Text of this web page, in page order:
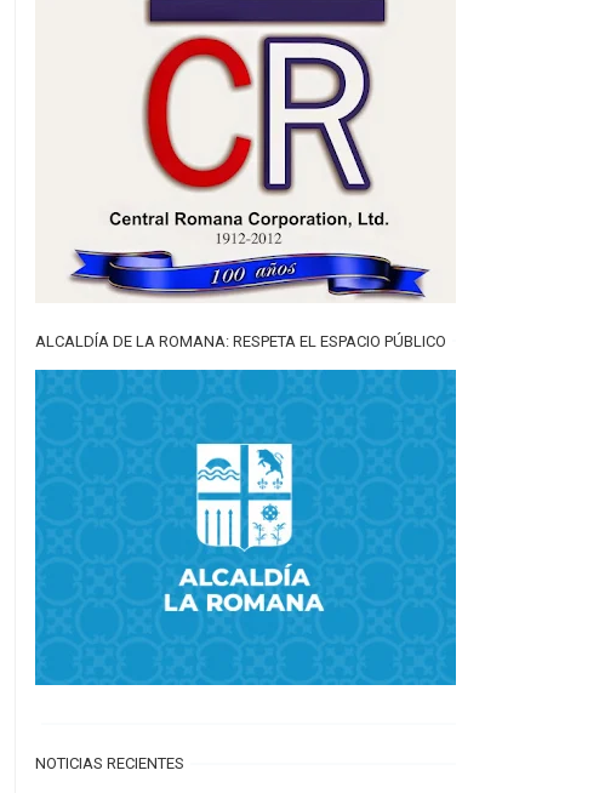
ALCALDÍA DE LA ROMANA: RESPETA EL ESPACIO PÚBLICO
NOTICIAS RECIENTES